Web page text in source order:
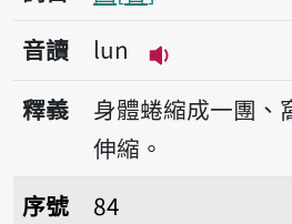
音讀
lun
播放音讀lun
釋義 身體蜷縮成一團、
伸縮。
序號84毋好
序號
84